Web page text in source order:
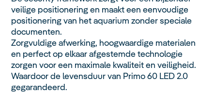
veilige positionering en maakt een eenvoudige
positionering van het aquarium zonder speciale
documenten.
Zorgvuldige afwerking, hoogwaardige materialen
en perfect op elkaar afgestemde technologie
zorgen voor een maximale kwaliteit en veiligheid.
Waardoor de levensduur van Primo 60 LED 2.0
gegarandeerd.